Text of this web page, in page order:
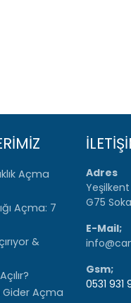
Açma
Açma: 7
&
Gider Açma
Adres
G75
E-Mail;
Gsm;
0531 931